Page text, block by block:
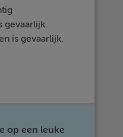
gevaarlijk.
is gevaarlijk.
op een leuke